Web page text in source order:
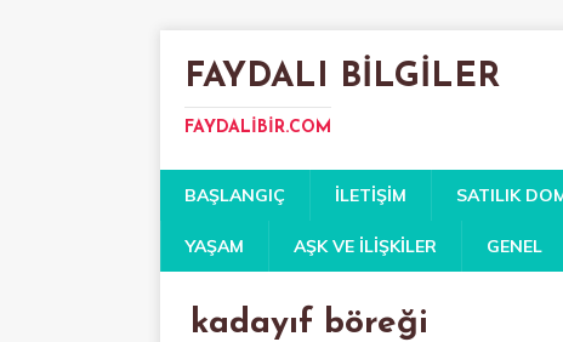
FAYDALI BILGILER
FAYDALIBIR.COM
BAŞLANGIÇ İLETIŞIM SATILIK
YAŞAM AŞK VE İLIŞKILER GENEL
kadayıf böreği